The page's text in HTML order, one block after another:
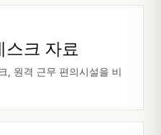
크 자료
, 원격 근무 편의시설을 비